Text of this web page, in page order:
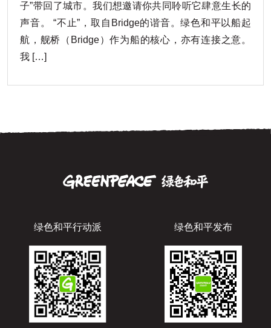
子”带回了城市。我们想邀请你共同聆听它肆意生长的
声音。 “不止”，取自Bridge的谐音。绿色和平以船起
航，舰桥（Bridge）作为船的核心，亦有连接之意。
我 […]
绿色和平行动派 绿色和平发布